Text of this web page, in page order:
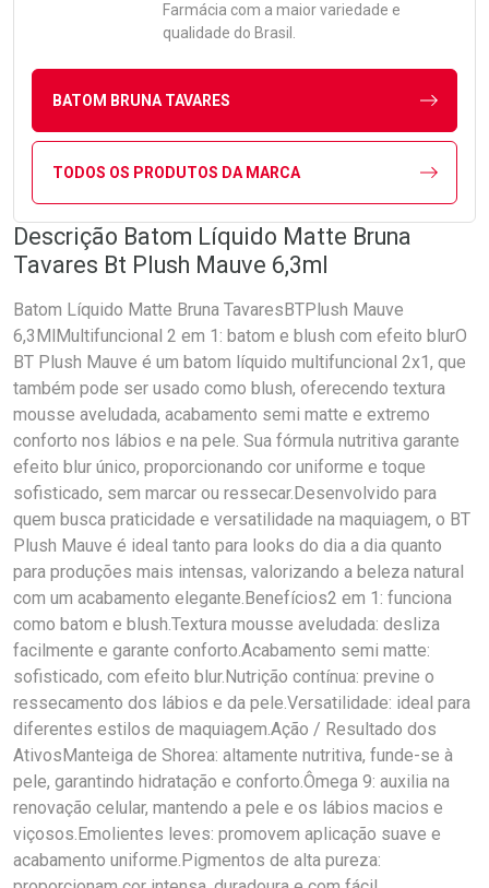
Farmácia com a maior variedade e
qualidade do Brasil.
BATOM BRUNA TAVARES
TODOS OS PRODUTOS DA MARCA
Descrição Batom Líquido Matte Bruna
Tavares Bt Plush Mauve 6,3ml
Batom Líquido Matte Bruna TavaresBTPlush Mauve
6,3MlMultifuncional 2 em 1: batom e blush com efeito blurO
BT Plush Mauve é um batom líquido multifuncional 2x1, que
também pode ser usado como blush, oferecendo textura
mousse aveludada, acabamento semi matte e extremo
conforto nos lábios e na pele. Sua fórmula nutritiva garante
efeito blur único, proporcionando cor uniforme e toque
sofisticado, sem marcar ou ressecar.Desenvolvido para
quem busca praticidade e versatilidade na maquiagem, o BT
Plush Mauve é ideal tanto para looks do dia a dia quanto
para produções mais intensas, valorizando a beleza natural
com um acabamento elegante.Benefícios2 em 1: funciona
como batom e blush.Textura mousse aveludada: desliza
facilmente e garante conforto.Acabamento semi matte:
sofisticado, com efeito blur.Nutrição contínua: previne o
ressecamento dos lábios e da pele.Versatilidade: ideal para
diferentes estilos de maquiagem.Ação / Resultado dos
AtivosManteiga de Shorea: altamente nutritiva, funde-se à
pele, garantindo hidratação e conforto.Ômega 9: auxilia na
renovação celular, mantendo a pele e os lábios macios e
viçosos.Emolientes leves: promovem aplicação suave e
acabamento uniforme.Pigmentos de alta pureza: